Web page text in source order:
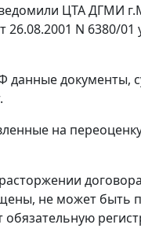
ЦТА ДГМИ
26.08.2001 N 6380/
данные документы,
на переоценку
не может быть
обязательную